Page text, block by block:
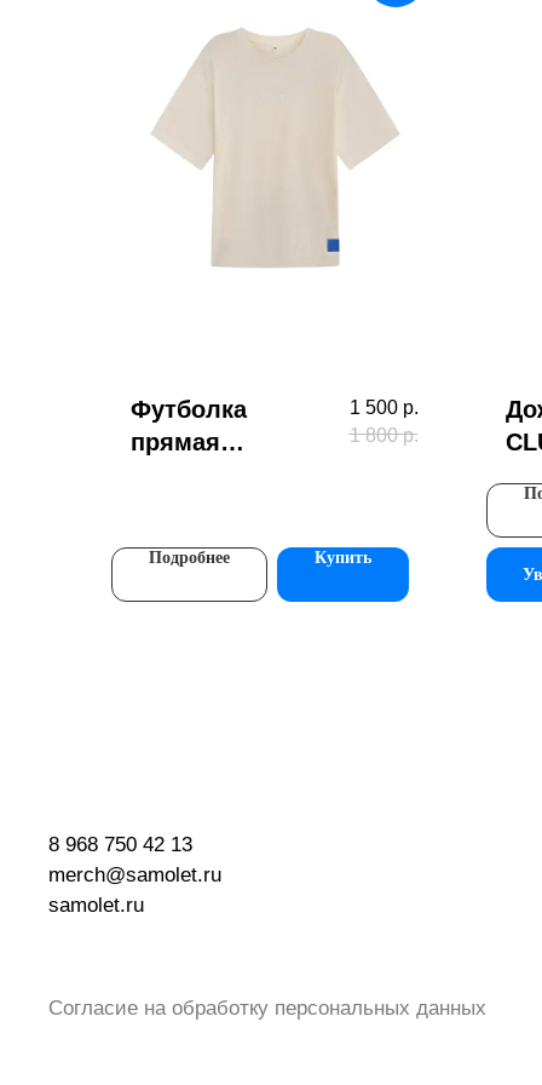
Футболка
прямая
1 500 р.
1 800 р.
Подробнее Купить
8 968 750 42 13
merch@samolet.ru
samolet.ru
Согласие на обработку персональных данных